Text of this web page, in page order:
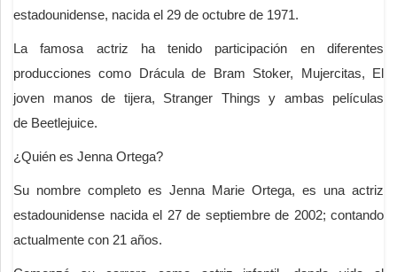
estadounidense, nacida el 29 de octubre de 1971.
La famosa actriz ha tenido participación en diferentes
producciones como Drácula de Bram Stoker, Mujercitas, El
joven manos de tijera, Stranger Things y ambas películas
de Beetlejuice.
¿Quién es Jenna Ortega?
Su nombre completo es Jenna Marie Ortega, es una actriz
estadounidense nacida el 27 de septiembre de 2002; contando
actualmente con 21 años.